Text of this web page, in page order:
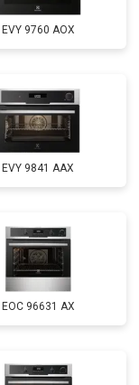
EVY 9760 AOX
EVY 9841 AAX
EOC 96631 AX